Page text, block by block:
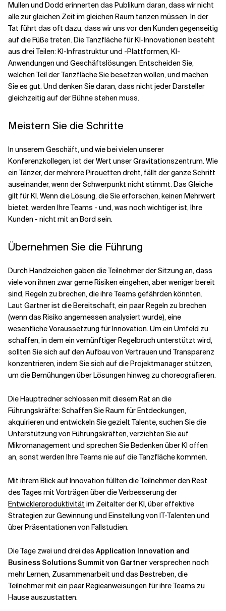
Mullen und Dodd erinnerten das Publikum daran, dass wir nicht
alle zur gleichen Zeit im gleichen Raum tanzen müssen. In der
Tat führt das oft dazu, dass wir uns vor den Kunden gegenseitig
auf die Füße treten. Die Tanzfläche für KI-Innovationen besteht
aus drei Teilen: KI-Infrastruktur und -Plattformen, KI-
Anwendungen und Geschäftslösungen. Entscheiden Sie,
welchen Teil der Tanzfläche Sie besetzen wollen, und machen
Sie es gut. Und denken Sie daran, dass nicht jeder Darsteller
gleichzeitig auf der Bühne stehen muss.
Meistern Sie die Schritte
In unserem Geschäft, und wie bei vielen unserer
Konferenzkollegen, ist der Wert unser Gravitationszentrum. Wie
ein Tänzer, der mehrere Pirouetten dreht, fällt der ganze Schritt
auseinander, wenn der Schwerpunkt nicht stimmt. Das Gleiche
gilt für KI. Wenn die Lösung, die Sie erforschen, keinen Mehrwert
bietet, werden Ihre Teams - und, was noch wichtiger ist, Ihre
Kunden - nicht mit an Bord sein.
Übernehmen Sie die Führung
Durch Handzeichen gaben die Teilnehmer der Sitzung an, dass
viele von ihnen zwar gerne Risiken eingehen, aber weniger bereit
sind, Regeln zu brechen, die ihre Teams gefährden könnten.
Laut Gartner ist die Bereitschaft, ein paar Regeln zu brechen
(wenn das Risiko angemessen analysiert wurde), eine
wesentliche Voraussetzung für Innovation. Um ein Umfeld zu
schaffen, in dem ein vernünftiger Regelbruch unterstützt wird,
sollten Sie sich auf den Aufbau von Vertrauen und Transparenz
konzentrieren, indem Sie sich auf die Projektmanager stützen,
um die Bemühungen über Lösungen hinweg zu choreografieren.
Die Hauptredner schlossen mit diesem Rat an die
Führungskräfte: Schaffen Sie Raum für Entdeckungen,
akquirieren und entwickeln Sie gezielt Talente, suchen Sie die
Unterstützung von Führungskräften, verzichten Sie auf
Mikromanagement und sprechen Sie Bedenken über KI offen
an, sonst werden Ihre Teams nie auf die Tanzfläche kommen.
Mit ihrem Blick auf Innovation füllten die Teilnehmer den Rest
des Tages mit Vorträgen über die Verbesserung der
Entwicklerproduktivität im Zeitalter der KI, über effektive
Strategien zur Gewinnung und Einstellung von IT-Talenten und
über Präsentationen von Fallstudien.
Die Tage zwei und drei des Application Innovation and
Business Solutions Summit von Gartner versprechen noch
mehr Lernen, Zusammenarbeit und das Bestreben, die
Teilnehmer mit ein paar Regieanweisungen für ihre Teams zu
Hause auszustatten.